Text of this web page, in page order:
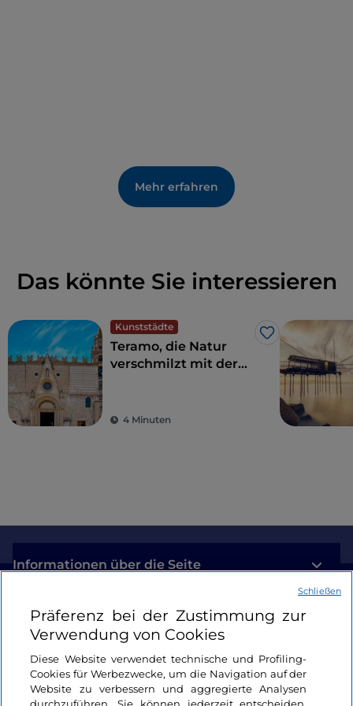
Mehr erfahren
Das könnte Sie interessieren
Kunststädte
Like
Teramo, die Natur
verschmilzt mit der
4 Minuten
Informationen über die Seite
Nützliche Links
Login
Bleiben wir in Kontakt
Präferenz bei der Zustimmung zur
Verwendung von Cookies
Diese Website verwendet technische und Profiling-
Cookies für Werbezwecke, um die Navigation auf der
Website zu verbessern und aggregierte Analysen
Schließen